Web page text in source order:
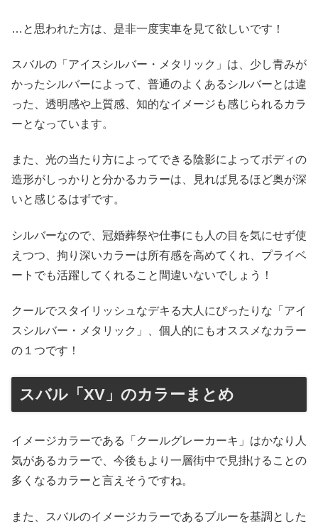
…と思われた方は、是非一度実車を見て欲しいです！
スバルの「アイスシルバー・メタリック」は、少し青みが
かったシルバーによって、普通のよくあるシルバーとは違
った、透明感や上質感、知的なイメージも感じられるカラ
ーとなっています。
また、光の当たり方によってできる陰影によってボディの
造形がしっかりと分かるカラーは、見れば見るほど奥が深
いと感じるはずです。
シルバーなので、冠婚葬祭や仕事にも人の目を気にせず使
えつつ、拘り深いカラーは所有感を高めてくれ、プライベ
ートでも活躍してくれること間違いないでしょう！
クールでスタイリッシュなデキる大人にぴったりな「アイ
スシルバー・メタリック」、個人的にもオススメなカラー
の１つです！
スバル「XV」のカラーまとめ
イメージカラーである「クールグレーカーキ」はかなり人
気があるカラーで、今後もより一層街中で見掛けることの
多くなるカラーと言えそうですね。
また、スバルのイメージカラーであるブルーを基調とした